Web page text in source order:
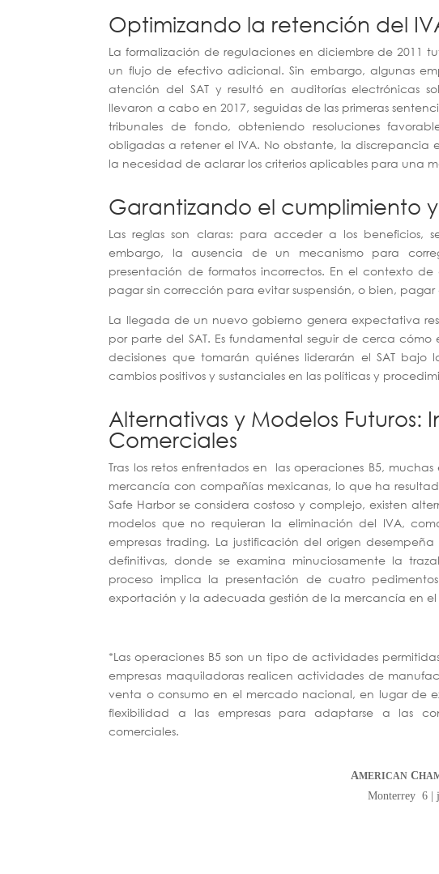
Optimizando la retención del
La formalización de regulaciones en diciembre de 2011
un flujo de efectivo adicional. Sin embargo, algunas
atención del SAT y resultó en auditorías electrónicas
llevaron a cabo en 2017, seguidas de las primeras
tribunales de fondo, obteniendo resoluciones
obligadas a retener el IVA. No obstante, la discrepancia
la necesidad de aclarar los criterios aplicables para una
Garantizando el cumplimiento
Las reglas son claras: para acceder a los beneficios,
embargo, la ausencia de un mecanismo para
presentación de formatos incorrectos. En el contexto
pagar sin corrección para evitar suspensión, o bien, pagar
La llegada de un nuevo gobierno genera expectativa
por parte del SAT. Es fundamental seguir de cerca
decisiones que tomarán quiénes liderarán el SAT
cambios positivos y sustanciales en las políticas y
Alternativas y Modelos
Comerciales
Tras los retos enfrentados en las operaciones B5,
mercancía con compañías mexicanas, lo que ha
Safe Harbor se considera costoso y complejo, existen
modelos que no requieran la eliminación del IVA,
empresas trading. La justificación del origen
definitivas, donde se examina minuciosamente la
proceso implica la presentación de cuatro
exportación y la adecuada gestión de la mercancía en
*Las operaciones B5 son un tipo de actividades
empresas maquiladoras realicen actividades de
venta o consumo en el mercado nacional, en lugar de
flexibilidad a las empresas para adaptarse a las
comerciales.
AMERICAN C
Monterrey 6 |